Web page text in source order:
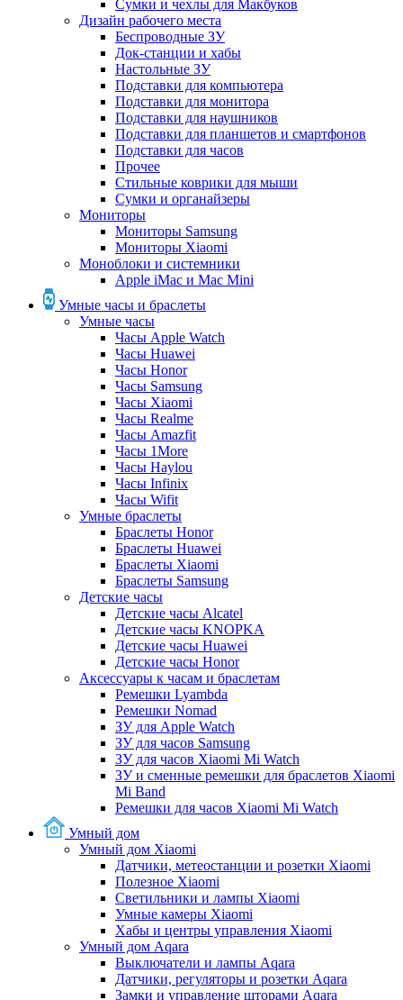
Сумки и чехлы для Макбуков
Дизайн рабочего места
Беспроводные ЗУ
Док-станции и хабы
Настольные ЗУ
Подставки для компьютера
Подставки для монитора
Подставки для наушников
Подставки для планшетов и смартфонов
Подставки для часов
Прочее
Стильные коврики для мыши
Сумки и органайзеры
Мониторы
Мониторы Samsung
Мониторы Xiaomi
Моноблоки и системники
Apple iMac и Mac Mini
Умные часы и браслеты
Умные часы
Часы Apple Watch
Часы Huawei
Часы Honor
Часы Samsung
Часы Xiaomi
Часы Realme
Часы Amazfit
Часы 1More
Часы Haylou
Часы Infinix
Часы Wifit
Умные браслеты
Браслеты Honor
Браслеты Huawei
Браслеты Xiaomi
Браслеты Samsung
Детские часы
Детские часы Alcatel
Детские часы KNOPKA
Детские часы Huawei
Детские часы Honor
Аксессуары к часам и браслетам
Ремешки Lyambda
Ремешки Nomad
ЗУ для Apple Watch
ЗУ для часов Samsung
ЗУ для часов Xiaomi Mi Watch
ЗУ и сменные ремешки для браслетов Xiaomi
Mi Band
Ремешки для часов Xiaomi Mi Watch
Умный дом
Умный дом Xiaomi
Датчики, метеостанции и розетки Xiaomi
Полезное Xiaomi
Светильники и лампы Xiaomi
Умные камеры Xiaomi
Хабы и центры управления Xiaomi
Умный дом Aqara
Выключатели и лампы Aqara
Датчики, регуляторы и розетки Aqara
Замки и управление шторами Aqara